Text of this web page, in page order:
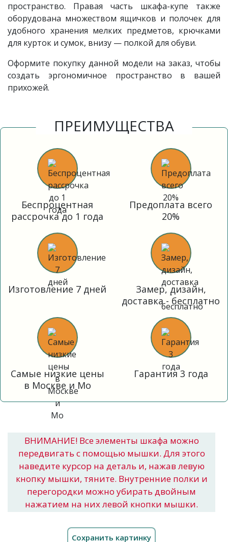
пространство. Правая часть шкафа-купе также
оборудована множеством ящичков и полочек для
удобного хранения мелких предметов, крючками
для курток и сумок, внизу — полкой для обуви.
Оформите покупку данной модели на заказ, чтобы
создать эргономичное пространство в вашей
прихожей.
ПРЕИМУЩЕСТВА
Беспроцентная
рассрочка до 1 года
Предоплата всего
20%
Изготовление 7 дней
Замер, дизайн,
доставка - бесплатно
Самые низкие цены
в Москве и Мо
Гарантия 3 года
ВНИМАНИЕ! Все элементы шкафа можно
передвигать с помощью мышки. Для этого
наведите курсор на деталь и, нажав левую
кнопку мышки, тяните. Внутренние полки и
перегородки можно убирать двойным
нажатием на них левой кнопки мышки.